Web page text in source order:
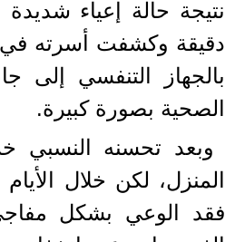
نتيجة حالة إعياء
دقيقة وكشفت أسرته في
بالجهاز التنفسي
الصحية بصورة كبيرة.
وبعد تحسنه النسبي
المنزل، لكن خلال
فقد الوعي بشكل